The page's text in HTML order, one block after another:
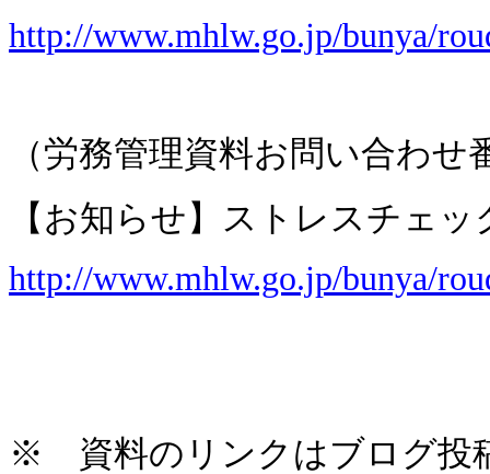
http://www.mhlw.go.jp/bunya/
（労務管理資料お問い合わ
【お知らせ】ストレスチェ
http://www.mhlw.go.jp/bunya/
※ 資料のリンクはブログ投